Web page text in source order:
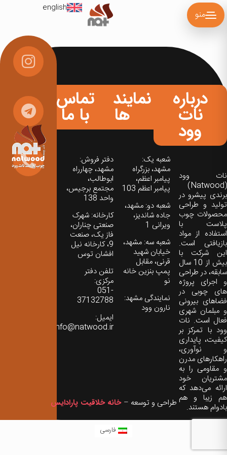
منو
english
درباره
نات
وود
نات‌ وود
(Natwood)
برندی پیشرو در
تولید و طراحی
محصولات چوب
پلاست با
استفاده از مواد
بازیافتی است.
این شرکت با
بیش از 10 سال
سابقه، در طراحی
و اجرای پروژه
های چوبی در
فضاهای بیرونی
و مبلمان شهری
فعال است. نات
وود با تمرکز بر
کیفیت، پایداری
و نوآوری،
راهکارهای مدرن
و مقاومی را به
مشتریان خود
ارائه می‌دهد که
هم زیبا و هم
بادوام هستند.
نمایندگی
ها
شعبه یک:
مشهد، بزرگراه
پیامبر اعظم،
پیامبر اعظم 103
شعبه دو: مشهد،
جاده شاندیز،
ویرانی 1
شعبه سه: مشهد،
خیابان شهید
قرنی، مقابل
پمپ بنزین خانه
نو
نمایندگی مشهد:
نارون وود
تماس
با ما
دفتر فروش:
مشهد، چهارراه
ابوطالب،
مجتمع برجیس،
واحد 138
کارخانه: شهرک
صنعتی چناران،
فاز یک، صنعت
9، کارخانه نیل
افشان توس
تلفن دفتر
مرکزی:
051-
37132788
ایمیل:
info@natwood.ir
طراحی و توسعه – خانه خلاقیت پارادایس
فارسی